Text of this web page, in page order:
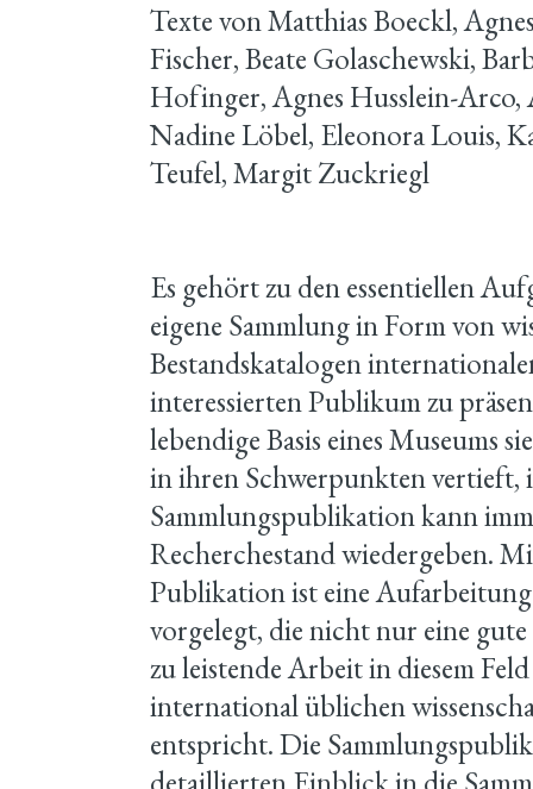
Texte von Matthias Boeckl,
Fischer, Beate Golaschewski,
Hofinger, Agnes Husslein-
Nadine Löbel, Eleonora Louis,
Teufel, Margit Zuckriegl
Es gehört zu den essentiellen
eigene Sammlung in Form von
Bestandskatalogen
interessierten Publikum zu
lebendige Basis eines Museums
in ihren Schwerpunkten
Sammlungspublikation kann
Recherchestand wiedergeben.
Publikation ist eine
vorgelegt, die nicht nur eine
zu leistende Arbeit in diesem
international üblichen
entspricht. Die